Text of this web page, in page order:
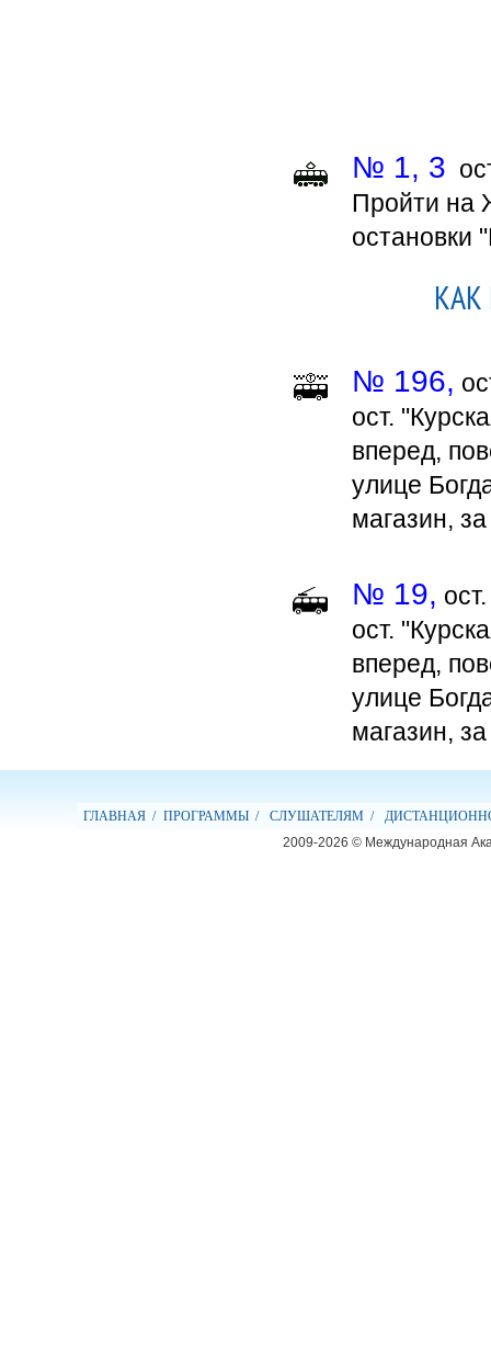
№ 1, 3
Пройти на
остановки
№ 196,
ост.
вперед,
улице
магазин,
№ 19,
ост.
вперед,
улице
магазин,
ГЛАВНАЯ / ПРОГРАММЫ / СЛУШАТЕЛЯМ /
2009-2026 © Международная